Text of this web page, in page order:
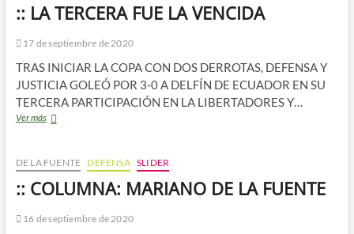
:: LA TERCERA FUE LA VENCIDA
17 de septiembre de 2020
TRAS INICIAR LA COPA CON DOS DERROTAS, DEFENSA Y
JUSTICIA GOLEÓ POR 3-0 A DELFÍN DE ECUADOR EN SU
TERCERA PARTICIPACIÓN EN LA LIBERTADORES Y…
Ver más::
FUE
LA
VENCIDA
DE LA FUENTE DEFENSA SLIDER
:: COLUMNA: MARIANO DE LA FUENTE
16 de septiembre de 2020